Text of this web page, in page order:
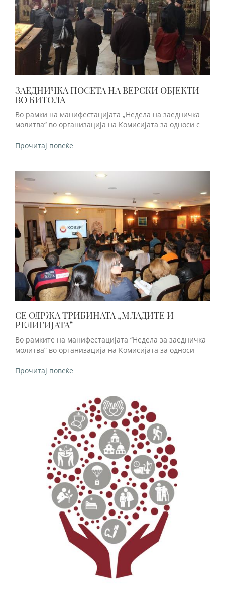
ЗАЕДНИЧКА ПОСЕТА НА ВЕРСКИ ОБЈЕКТИ
ВО БИТОЛА
Во рамки на манифестацијата „Недела на заедничка
молитва“ во организација на Комисијата за односи с
Прочитај повеќе
СЕ ОДРЖА ТРИБИНАТА „МЛАДИТЕ И
РЕЛИГИЈАТА“
Во рамките на манифестацијата “Недела за заедничка
молитва” во организација на Комисијата за односи
Прочитај повеќе